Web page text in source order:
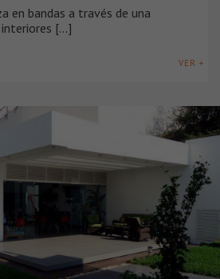
en bandas a través de una
[...]
VER +